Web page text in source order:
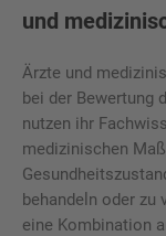
und
Ärzte und
bei der Bewertung
nutzen ihr
medizinischen
behandeln oder zu
eine Kombination